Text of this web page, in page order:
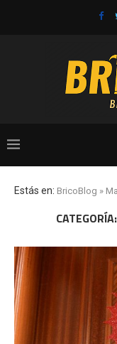
Estás en: BricoBlog »
CATEGORÍA: